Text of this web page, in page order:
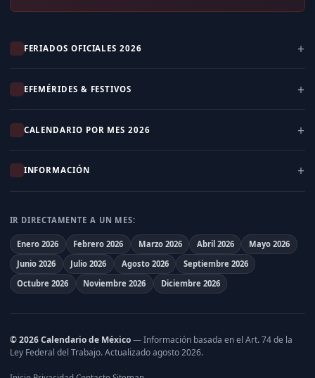
FERIADOS OFICIALES 2026
EFEMÉRIDES & FESTIVOS
CALENDARIO POR MES 2026
INFORMACIÓN
IR DIRECTAMENTE A UN MES:
Enero 2026 Febrero 2026 Marzo 2026 Abril 2026
Mayo 2026
Junio 2026
Julio 2026 Agosto 2026
Septiembre 2026
Octubre 2026
Noviembre 2026 Diciembre 2026
© 2026 Calendario de México— Información basada en el Art. 74 de la
Ley Federal del Trabajo. Actualizado agosto 2026.